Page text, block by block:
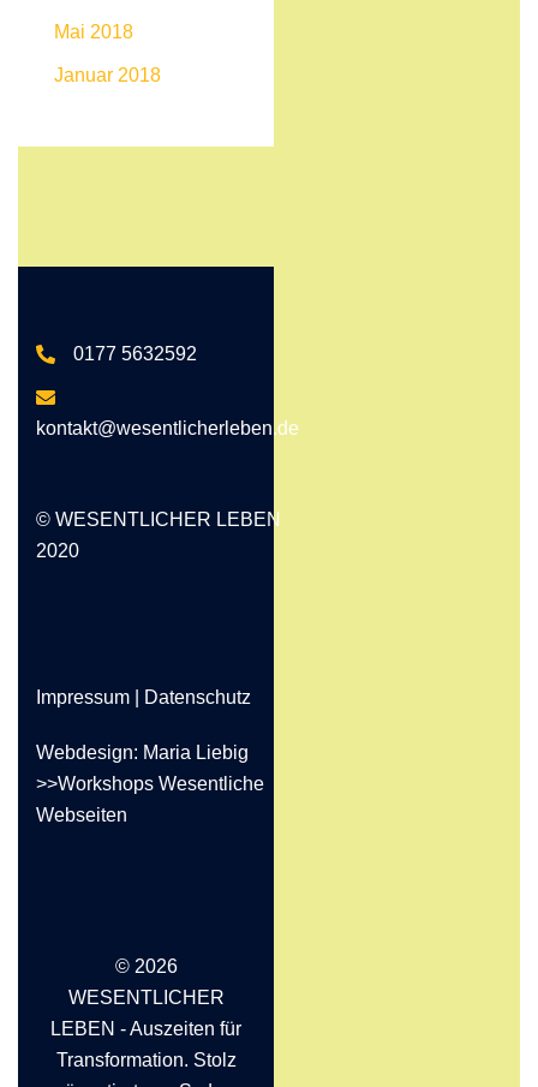
Mai 2018
Januar 2018
0177 5632592
kontakt@wesentlicherleben.de
© WESENTLICHER LEBEN
2020
Impressum Datenschutz
Webdesign: Maria Liebig
>>Workshops Wesentliche
Webseiten
© 2026
WESENTLICHER
LEBEN - Auszeiten für
Transformation. Stolz